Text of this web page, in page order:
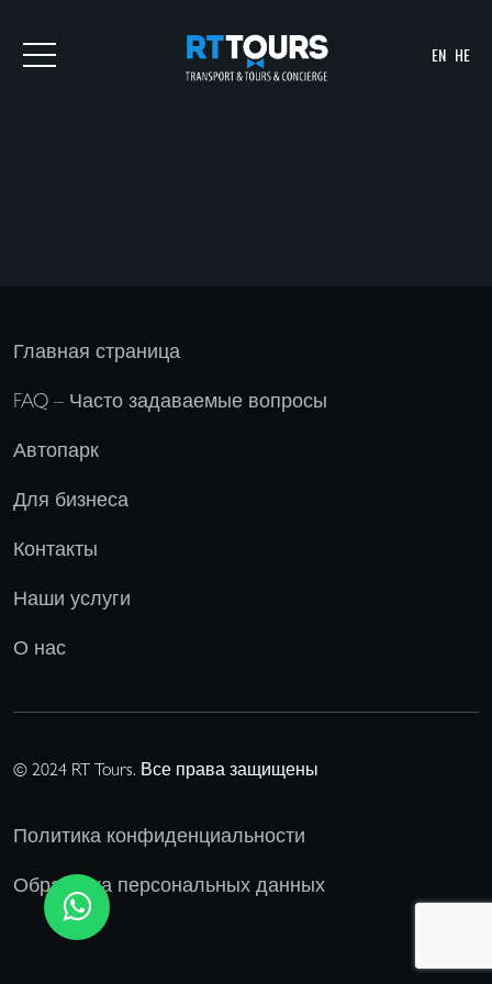
EN HE
Главная страница
FAQ – Часто задаваемые вопросы
Автопарк
Для бизнеса
Контакты
Наши услуги
О нас
© 2024 RT Tours. Все права защищены
Политика конфиденциальности
Обработка персональных данных